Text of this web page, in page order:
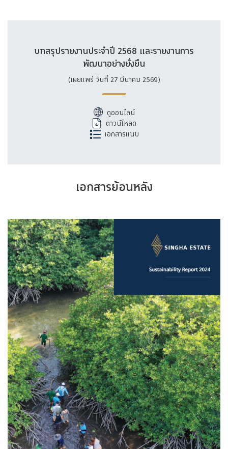
บทสรุปรายงานประจำปี 2568 และรายงานการ
พัฒนาอย่างยั่งยืน
(เผยแพร่ วันที่ 27 มีนาคม 2569)
ดูออนไลน์
ดาวน์โหลด
เอกสารแนบ
เอกสารย้อนหลัง